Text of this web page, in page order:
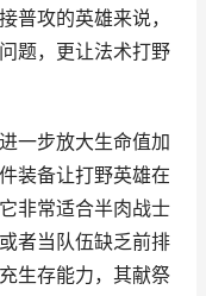
普攻的英雄来说，
题，更让法术打野
一步放大生命值加
装备让打野英雄在
非常适合半肉战士
者当队伍缺乏前排
生存能力，其献祭